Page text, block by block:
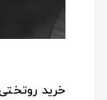
خرید